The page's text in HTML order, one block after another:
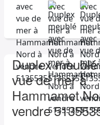
Duplex
vue de mer à
Hammamet
vendre